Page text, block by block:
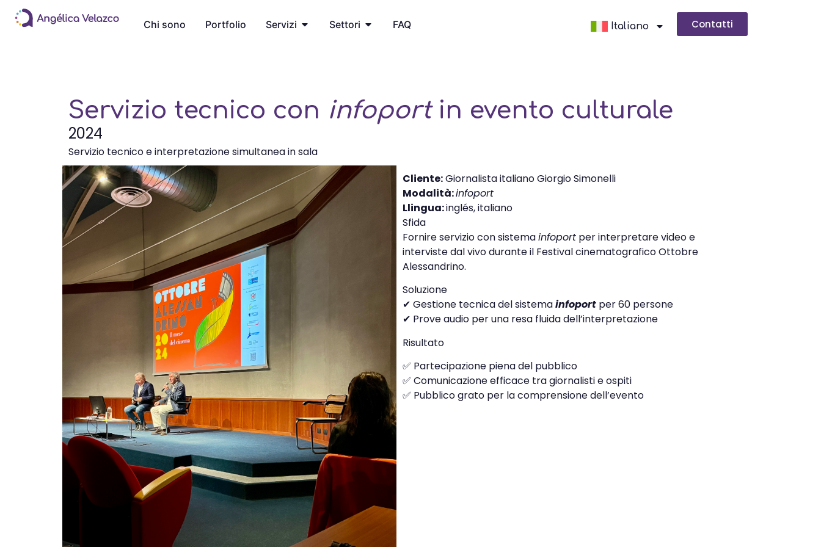
Chi sono Portfolio Servizi Settori FAQ Italiano Contatti
Servizio tecnico con infoportin evento culturale
2024
Servizio tecnico e interpretazione simultanea in sala
Cliente:Giornalista italiano Giorgio Simonelli
Modalità:infoport
Llingua:inglés, italiano
Sfida
Fornire servizio con sistemainfoport per interpretare video e
interviste dal vivo durante il Festival cinematografico Ottobre
Alessandrino.
Soluzione
✔ Gestione tecnica del sistemainfoport per 60 persone
✔ Prove audio per una resa fluida dell’interpretazione
Risultato
✅ Partecipazione piena del pubblico
✅ Comunicazione efficace tra giornalisti e ospiti
✅ Pubblico grato per la comprensione dell’evento